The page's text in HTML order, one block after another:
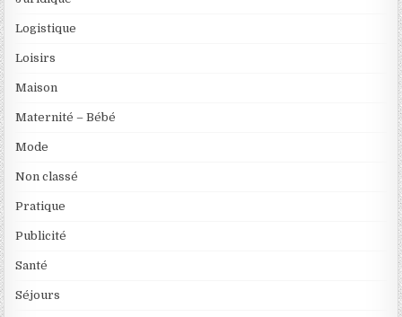
Logistique
Loisirs
Maison
Maternité – Bébé
Mode
Non classé
Pratique
Publicité
Santé
Séjours